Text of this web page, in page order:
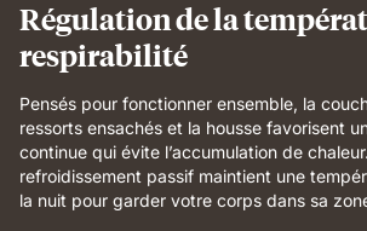
breathable
comfort.
Régulation de la
respirabilité
Pensés pour fonctionner ensemble, la
ressorts ensachés et la housse favorisent
continue qui évite l’accumulation de
refroidissement passif maintient une
la nuit pour garder votre corps dans sa